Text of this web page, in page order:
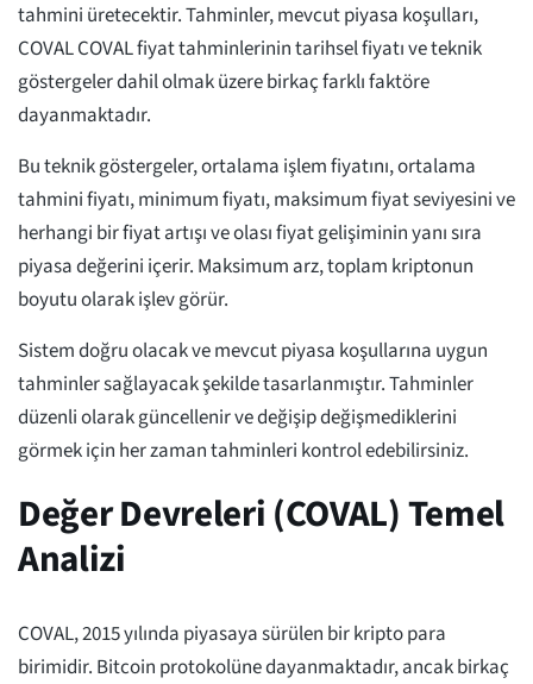
tahmini üretecektir. Tahminler, mevcut piyasa koşulları,
COVAL COVAL fiyat tahminlerinin tarihsel fiyatı ve teknik
göstergeler dahil olmak üzere birkaç farklı faktöre
dayanmaktadır.
Bu teknik göstergeler, ortalama işlem fiyatını, ortalama
tahmini fiyatı, minimum fiyatı, maksimum fiyat seviyesini ve
herhangi bir fiyat artışı ve olası fiyat gelişiminin yanı sıra
piyasa değerini içerir. Maksimum arz, toplam kriptonun
boyutu olarak işlev görür.
Sistem doğru olacak ve mevcut piyasa koşullarına uygun
tahminler sağlayacak şekilde tasarlanmıştır. Tahminler
düzenli olarak güncellenir ve değişip değişmediklerini
görmek için her zaman tahminleri kontrol edebilirsiniz.
Değer Devreleri (COVAL) Temel
Analizi
COVAL, 2015 yılında piyasaya sürülen bir kripto para
birimidir. Bitcoin protokolüne dayanmaktadır, ancak birkaç